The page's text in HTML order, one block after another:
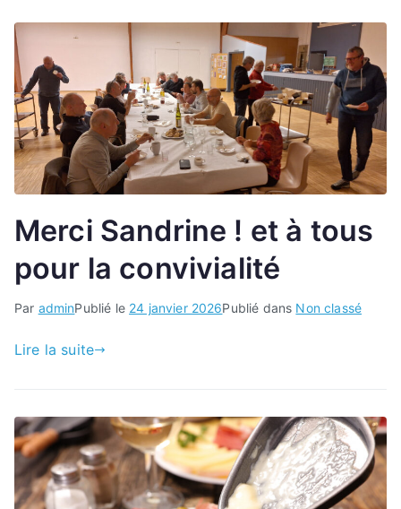
Merci Sandrine ! et à tous
pour la convivialité
Par adminPublié le 24 janvier 2026Publié dans Non classé
Lire la suite